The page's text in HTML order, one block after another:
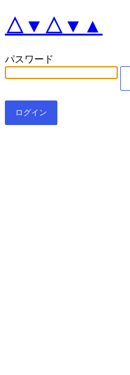
△▼△▼▲
パスワード